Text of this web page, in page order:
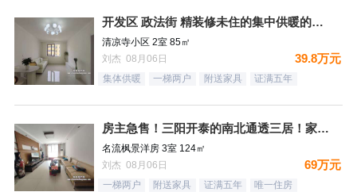
开发区 政法街 精装修未住的集中供暖的两居室
清凉寺小区 2室 85㎡
刘杰 08月06日
39.8万元
集体供暖 一梯两户 附送家具 证满五年
房主急售！三阳开泰的南北通透三居！家具家电全送
名流枫景洋房 3室 124㎡
刘杰 08月06日
69万元
一梯两户 附送家具 证满五年 唯一住房